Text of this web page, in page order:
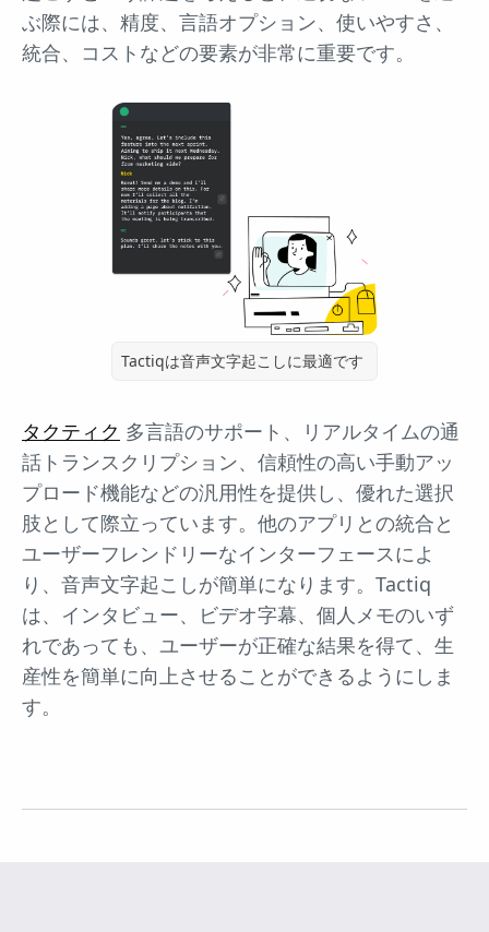
ぶ際には、精度、言語オプション、使いやすさ、
統合、コストなどの要素が非常に重要です。
Tactiqは音声文字起こしに最適です
タクティク 多言語のサポート、リアルタイムの通
話トランスクリプション、信頼性の高い手動アッ
プロード機能などの汎用性を提供し、優れた選択
肢として際立っています。他のアプリとの統合と
ユーザーフレンドリーなインターフェースによ
り、音声文字起こしが簡単になります。Tactiq
は、インタビュー、ビデオ字幕、個人メモのいず
れであっても、ユーザーが正確な結果を得て、生
産性を簡単に向上させることができるようにしま
す。